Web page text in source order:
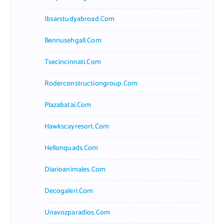
Ibsarstudyabroad.com
Bennusehgall.com
Tsecincinnati.com
Roderconstructiongroup.com
Plazabatai.com
Hawkscayresort.com
Hellonquads.com
Diarioanimales.com
Decogaleri.com
Unavozparadios.com